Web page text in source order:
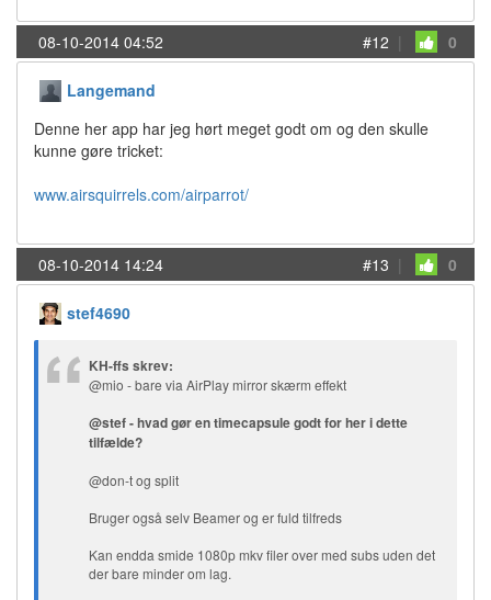
08-10-2014 04:52 #12 | 0
Langemand
Denne her app har jeg hørt meget godt om og den skulle
kunne gøre tricket:
www.airsquirrels.com/airparrot/
08-10-2014 14:24 #13 | 0
stef4690
KH-ffs skrev:
@mio - bare via AirPlay mirror skærm effekt
@stef - hvad gør en timecapsule godt for her i dette
tilfælde?
@don-t og split
Bruger også selv Beamer og er fuld tilfreds
Kan endda smide 1080p mkv filer over med subs uden det
der bare minder om lag.